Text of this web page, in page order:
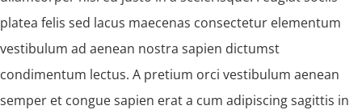
platea felis sed lacus maecenas consectetur elementum
vestibulum ad aenean nostra sapien dictumst
condimentum lectus. A pretium orci vestibulum aenean
semper et congue sapien erat a cum adipiscing sagittis in